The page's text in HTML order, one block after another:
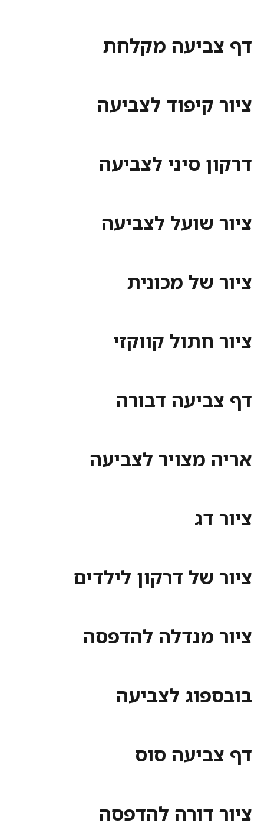
דף צביעה מקלחת
ציור קיפוד לצביעה
דרקון סיני לצביעה
ציור שועל לצביעה
ציור של מכונית
ציור חתול קווקזי
דף צביעה דבורה
אריה מצויר לצביעה
ציור דג
ציור של דרקון לילדים
ציור מנדלה להדפסה
בובספוג לצביעה
דף צביעה סוס
ציור דורה להדפסה